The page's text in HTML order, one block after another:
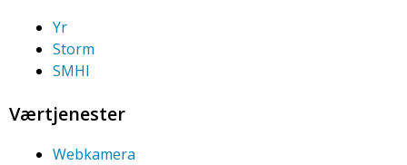
Yr
Storm
SMHI
Værtjenester
Webkamera